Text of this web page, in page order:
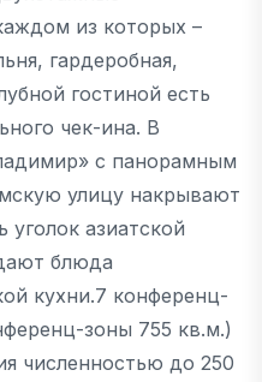
из которых –
гардеробная,
гостиной есть
чек-ина. В
с панорамным
улицу накрывают
уголок азиатской
блюда
кухни.7 конференц-
зоны 755 кв.м.)
численностью до 250